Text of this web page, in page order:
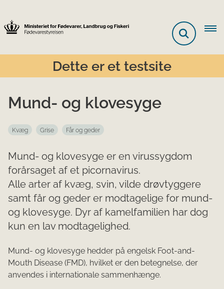
Dette er et testsite
Mund- og klovesyge
Kvæg Grise Får og geder
Mund- og klovesyge er en virussygdom
forår​​saget af et picor­navirus.
Alle arter af kvæg, svin, vilde drøvtyggere
samt får o​g geder er modtagelige for mund-
og klovesyge. Dyr af kamelfamilien har dog
kun en lav modtagelighed.
Mund- og klovesyge hedder på engelsk Foot-and-
Mouth Disease (FMD), hvilket er den betegnelse, der
anvendes i internationale sammenhænge.